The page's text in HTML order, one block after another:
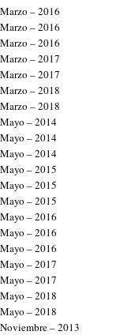
Marzo – 2016
Marzo – 2016
Marzo – 2016
Marzo – 2017
Marzo – 2017
Marzo – 2018
Marzo – 2018
Mayo – 2014
Mayo – 2014
Mayo – 2014
Mayo – 2015
Mayo – 2015
Mayo – 2015
Mayo – 2016
Mayo – 2016
Mayo – 2016
Mayo – 2017
Mayo – 2017
Mayo – 2018
Mayo – 2018
Noviembre – 2013